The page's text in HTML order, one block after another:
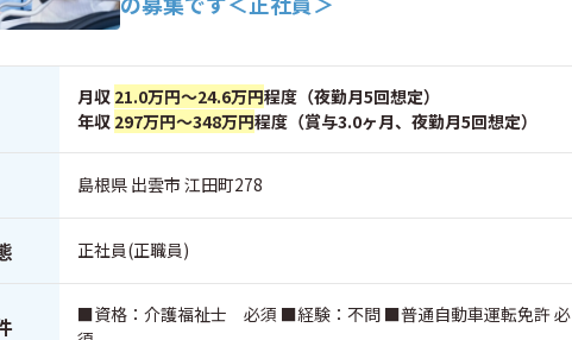
月収 21.0万円～24.6万円程度（夜勤月5回想定）
年収 297万円～348万円程度（賞与3.0ヶ月、夜勤月5回想定）
島根県 出雲市 江田町278
正社員(正職員)
■資格：介護福祉士 必須 ■経験：不問 ■普通自動車運転免許 必